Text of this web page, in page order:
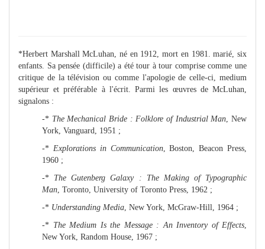
*Herbert Marshall McLuhan, né en 1912, mort en 1981. marié, six
enfants. Sa pensée (difficile) a été tour à tour comprise comme une
critique de la télévision ou comme l'apologie de celle-ci, medium
supérieur et préférable à l'écrit.Parmi les œuvres de McLuhan,
signalons :
-* The Mechanical Bride : Folklore of Industrial Man , New
York, Vanguard, 1951 ;
-* Explorations in Communication, Boston, Beacon Press,
1960 ;
-* The Gutenberg Galaxy : The Making of Typographic
Man , Toronto, University of Toronto Press, 1962 ;
-* Understanding Media , New York, McGraw-Hill, 1964 ;
-* The Medium Is the Message : An Inventory of Effects
New York, Random House, 1967 ;